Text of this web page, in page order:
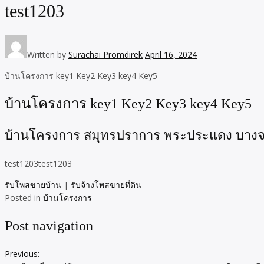
test1203
Written by Surachai Promdirek April 16, 2024
บ้านโครงการ key1 Key2 Key3 key4 Key5
บ้านโครงการ key1 Key2 Key3 key4 Key5
บ้านโครงการ สมุทรปราการ พระประแดง บาง
test1203test1203
รับโพสขายบ้าน | รับจ้างโพสขายที่ดิน
Posted in บ้านโครงการ
Post navigation
Previous: